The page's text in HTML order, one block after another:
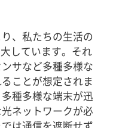
、私たちの生活の
しています。それ
サなど多種多様な
ことが想定されま
種多様な端末が迅
ネットワークが必